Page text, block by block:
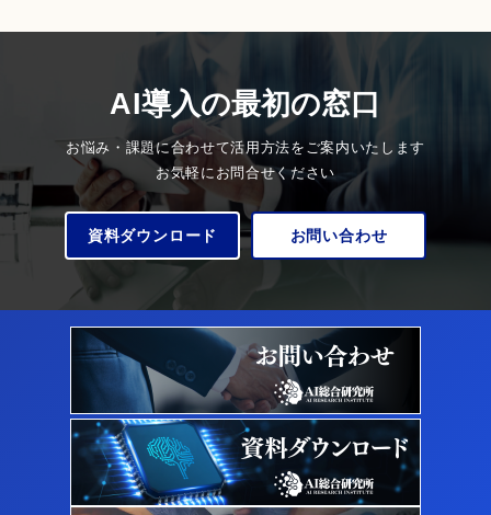
AI導入の最初の窓口
お悩み・課題に合わせて活用方法をご案内いたします
お気軽にお問合せください
資料ダウンロード お問い合わせ